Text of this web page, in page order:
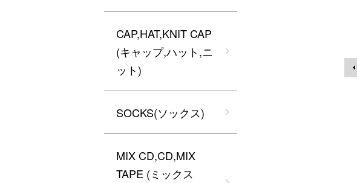
CAP,HAT,KNIT CAP
(キャップ,ハット,ニ
ット)
SOCKS(ソックス)
MIX CD,CD,MIX
TAPE (ミックス